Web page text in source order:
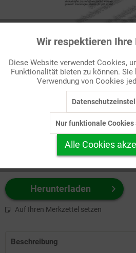
Passende Stichworte
Bibel, Meditation
zuerst Ihr
z.B. Farbe-Grafik, Schwarz-Weiß-
Herunterladen
Auf Ihren Merkzettel setzen
Beschreibung
Funktionale
Marketing
Personalisierung
Service
Wir respektieren Ihre
Diese Website verwendet Cookies,
Funktionalität bieten zu können. Sie
Verwendung von Cookies
Nur funktionale
Alle Cookies